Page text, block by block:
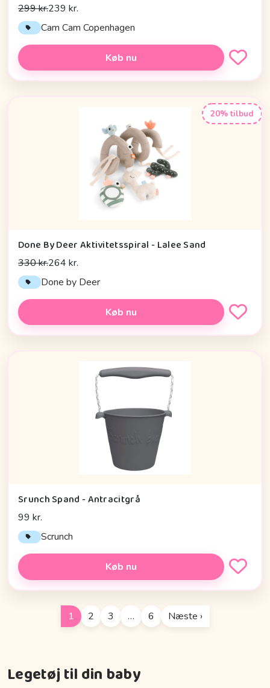
299 kr.239 kr.
Cam Cam Copenhagen
Køb nu
20% tilbud
Done By Deer Aktivitetsspiral - Lalee Sand
330 kr.264 kr.
Done by Deer
Køb nu
Srunch Spand - Antracitgrå
99 kr.
Scrunch
Køb nu
1 2 3 … 6 Næste ›
Legetøj til din baby